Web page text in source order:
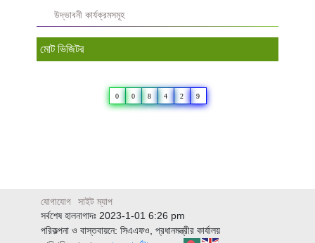
উদ্ভাবনী কার্যক্রমসমূহ
মোট ভিজিটর
0 0 8 4 2 9
যোগাযোগ
সাইট ম্যাপ
সর্বশেষ হালনাগাদঃ 2023-1-01 6:26 pm
পরিকল্পনা ও বাস্তবায়নে: সিএএফও, প্রধানমন্ত্রীর কার্যালয়